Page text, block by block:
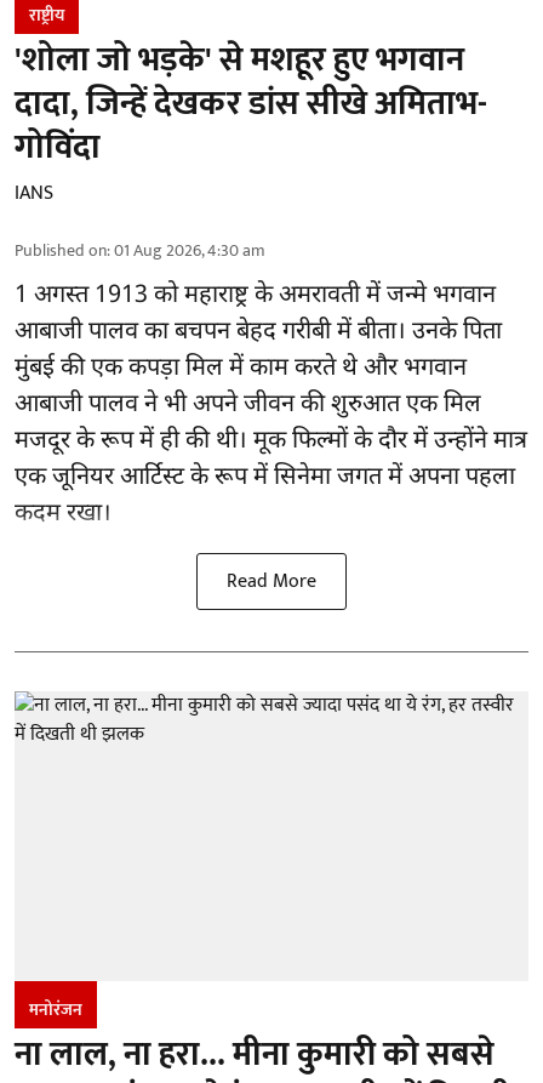
राष्ट्रीय
'शोला जो भड़के' से मशहूर हुए भगवान
दादा, जिन्हें देखकर डांस सीखे अमिताभ-
गोविंदा
IANS
Published on:01 Aug 2026, 4:30 am
1 अगस्त 1913 को महाराष्ट्र के अमरावती में जन्मे भगवान
आबाजी पालव का बचपन बेहद गरीबी में बीता। उनके पिता
मुंबई की एक कपड़ा मिल में काम करते थे और भगवान
आबाजी पालव ने भी अपने जीवन की शुरुआत एक मिल
मजदूर के रूप में ही की थी। मूक फिल्मों के दौर में उन्होंने मात्र
एक जूनियर आर्टिस्ट के रूप में सिनेमा जगत में अपना पहला
कदम रखा।
Read More
मनोरंजन
ना लाल, ना हरा... मीना कुमारी को सबसे